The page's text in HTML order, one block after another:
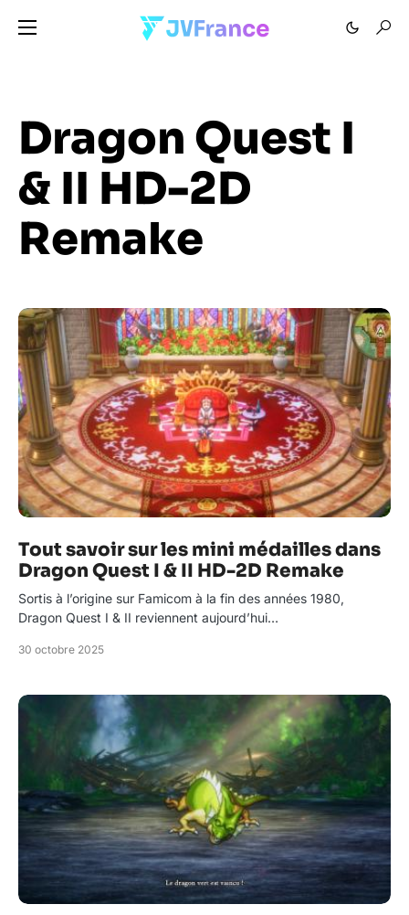
Dragon Quest I
& II HD-2D
Remake
Tout savoir sur les mini médailles dans
Dragon Quest I & II HD-2D Remake
Sortis à l’origine sur Famicom à la fin des années 1980,
Dragon Quest I & II reviennent aujourd’hui…
30 octobre 2025